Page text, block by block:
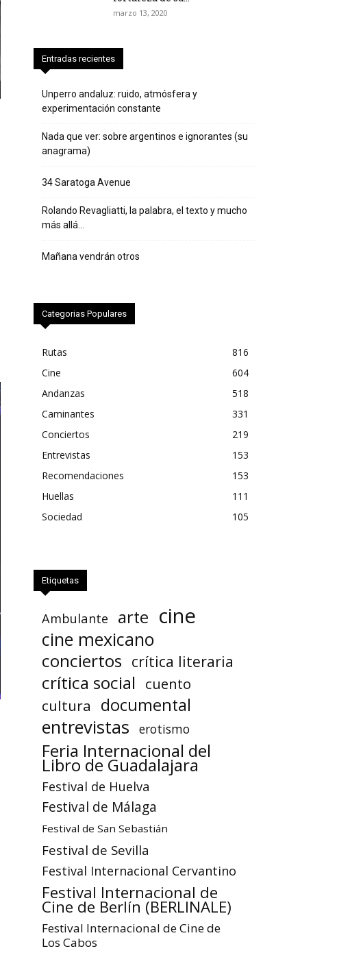
marzo 13, 2020
Entradas recientes
Unperro andaluz: ruido, atmósfera y
experimentación constante
Nada que ver: sobre argentinos e ignorantes (su
anagrama)
34 Saratoga Avenue
Rolando Revagliatti, la palabra, el texto y mucho
más allá…
Mañana vendrán otros
Categorias Populares
Rutas
816
Cine
604
Andanzas
518
Caminantes
331
Conciertos
219
Entrevistas
153
Recomendaciones
153
Huellas
111
Sociedad
105
Etiquetas
Ambulante arte cine
cine mexicano
conciertos crítica literaria
crítica social
cuento
cultura
documental
entrevistas erotismo
Feria Internacional del
Libro de Guadalajara
Festival de Huelva
Festival de Málaga
Festival de San Sebastián
Festival de Sevilla
Festival Internacional Cervantino
Festival Internacional de
Cine de Berlín (BERLINALE)
Festival Internacional de Cine de
Los Cabos